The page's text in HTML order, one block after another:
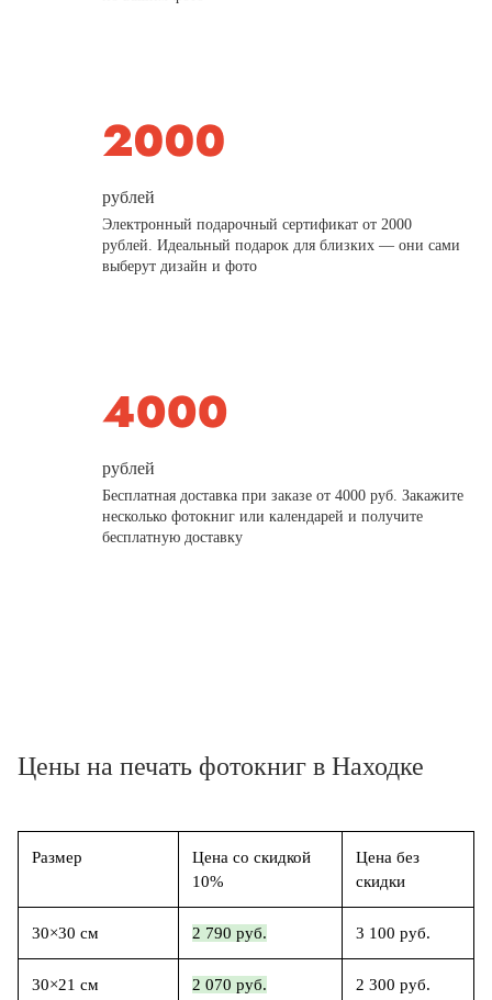
рублей
Электронный подарочный сертификат от 2000
рублей. Идеальный подарок для близких — они сами
выберут дизайн и фото
рублей
Бесплатная доставка при заказе от 4000 руб. Закажите
несколько фотокниг или календарей и получите
бесплатную доставку
Цены на печать фотокниг в Находке
Размер
Цена со скидкой
10%
Цена без
скидки
30×30 см 2 790 руб. 3 100 руб.
30×21 см 2 070 руб. 2 300 руб.